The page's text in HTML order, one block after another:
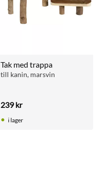
Tak med trappa
till kanin, marsvin
239kr
i lager